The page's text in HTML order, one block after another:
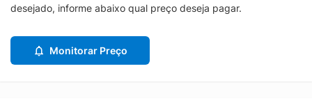
desejado, informe abaixo qual preço deseja pagar.
Monitorar Preço